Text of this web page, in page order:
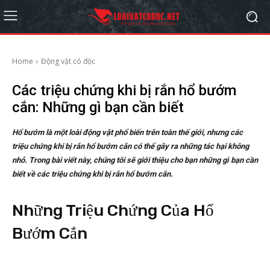
Home Động vật có độc
Các triệu chứng khi bị rắn hổ bướm
cắn: Những gì bạn cần biết
Hổ bướm là một loài động vật phổ biến trên toàn thế giới, nhưng các
triệu chứng khi bị rắn hổ bướm cắn có thể gây ra những tác hại không
nhỏ. Trong bài viết này, chúng tôi sẽ giới thiệu cho bạn những gì bạn cần
biết về các triệu chứng khi bị rắn hổ bướm cắn.
Những Triệu Chứng Của Hổ
Bướm Cắn